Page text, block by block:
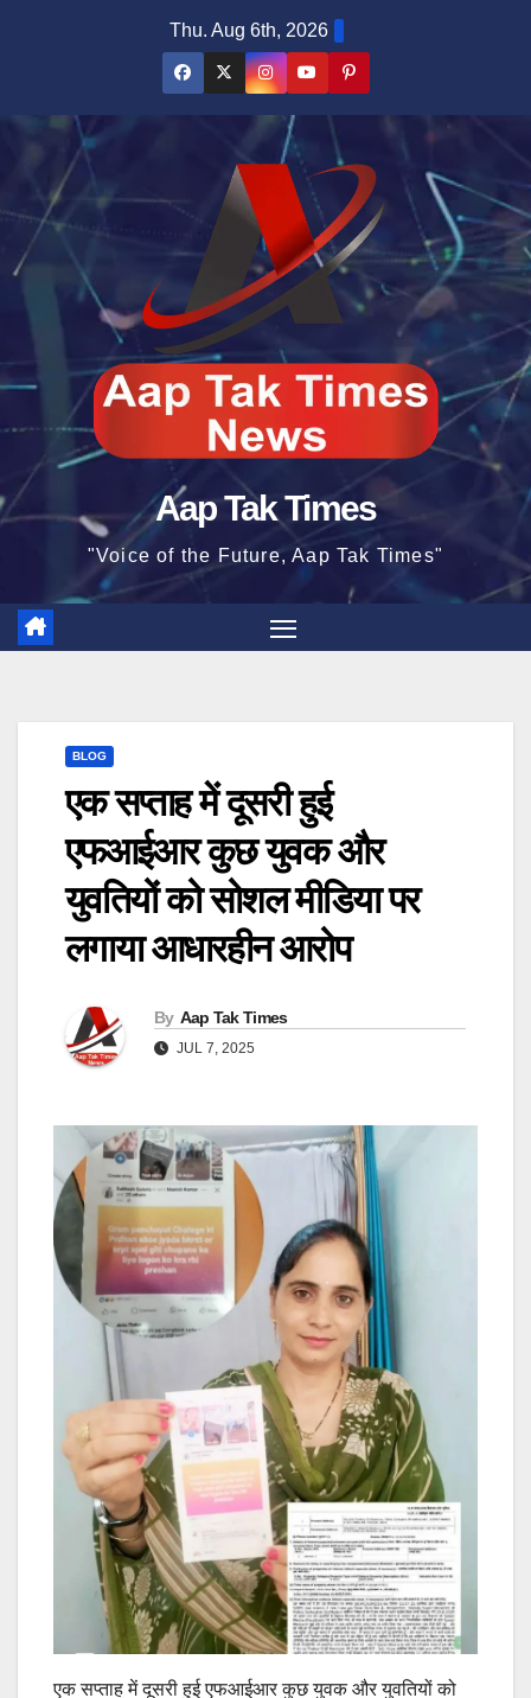
Thu. Aug 6th, 2026
Aap Tak Times
"Voice of the Future, Aap Tak Times"
BLOG
एक सप्ताह में दूसरी हुई
एफआईआर कुछ युवक और
युवतियों को सोशल मीडिया पर
लगाया आधारहीन आरोप
By Aap Tak Times
JUL 7, 2025
एक सप्ताह में दूसरी हुई एफआईआर कुछ युवक और युवतियों को